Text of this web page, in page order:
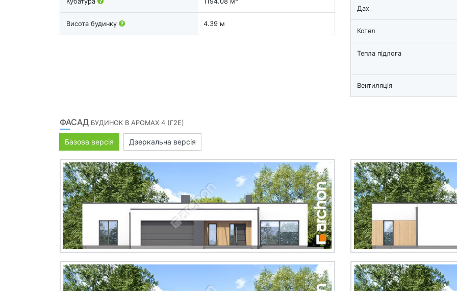
Висота будинку 4.39 м
Дах
Котел
Тепла підлога
Вентиляція
ФАСАД БУДИНОК В АРОМАХ 4 (Г2Е)
Базова версія Дзеркальна версія